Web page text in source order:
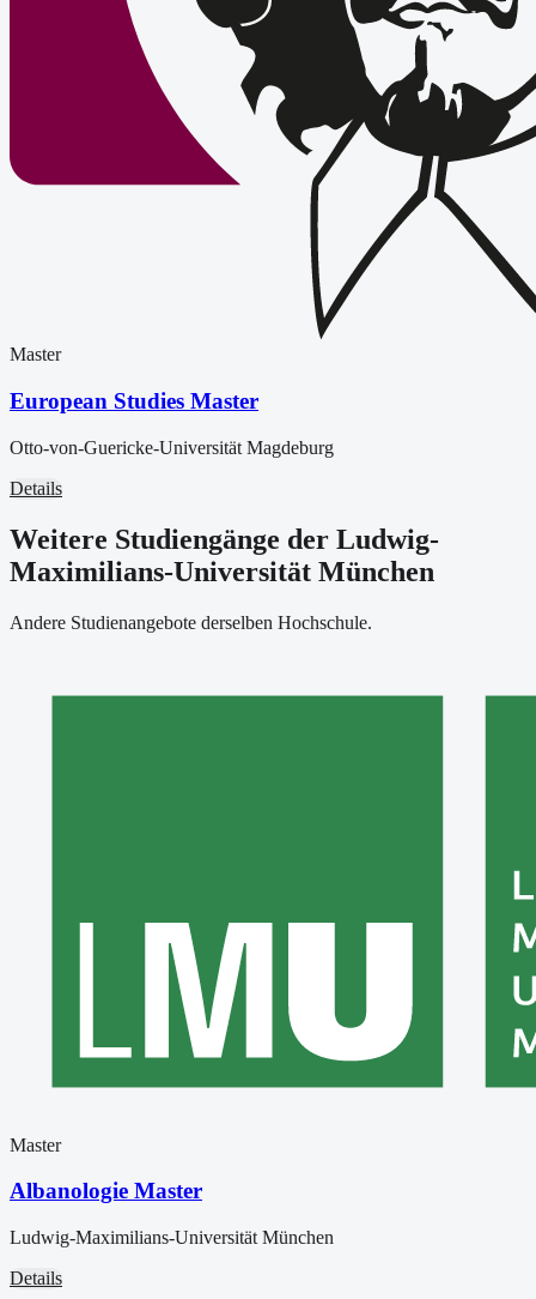
Master
European Studies Master
Otto-von-Guericke-Universität Magdeburg
Details
Weitere Studiengänge der Ludwig-
Maximilians-Universität München
Andere Studienangebote derselben Hochschule.
Master
Albanologie Master
Ludwig-Maximilians-Universität München
Details